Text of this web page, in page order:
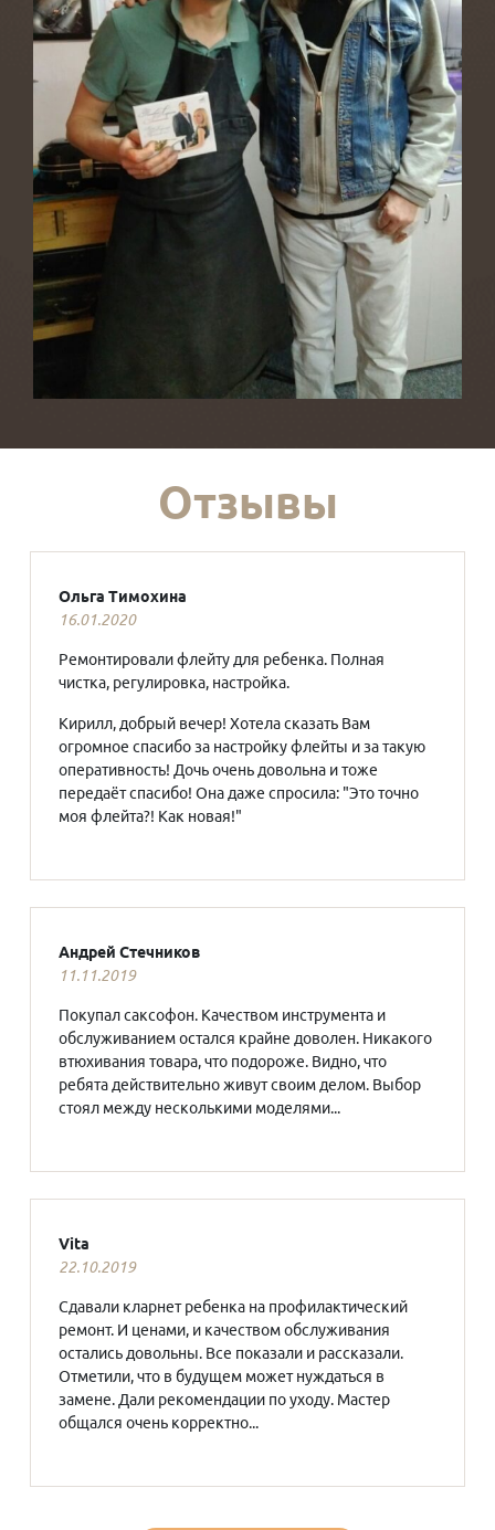
Отзывы
Ольга Тимохина
16.01.2020
Ремонтировали флейту для ребенка. Полная
чистка, регулировка, настройка.
Кирилл, добрый вечер! Хотела сказать Вам
огромное спасибо за настройку флейты и за такую
оперативность! Дочь очень довольна и тоже
передаёт спасибо! Она даже спросила: "Это точно
моя флейта?! Как новая!"
Андрей Стечников
11.11.2019
Покупал саксофон. Качеством инструмента и
обслуживанием остался крайне доволен. Никакого
втюхивания товара, что подороже. Видно, что
ребята действительно живут своим делом. Выбор
стоял между несколькими моделями...
Vita
22.10.2019
Сдавали кларнет ребенка на профилактический
ремонт. И ценами, и качеством обслуживания
остались довольны. Все показали и рассказали.
Отметили, что в будущем может нуждаться в
замене. Дали рекомендации по уходу. Мастер
общался очень корректно...